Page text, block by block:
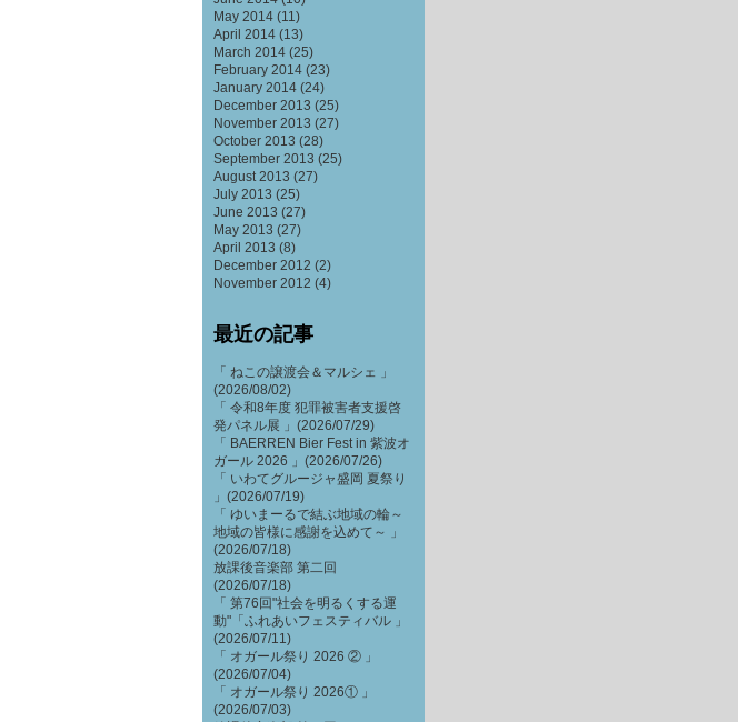
May 2014 (11)
April 2014 (13)
March 2014 (25)
February 2014 (23)
January 2014 (24)
December 2013 (25)
November 2013 (27)
October 2013 (28)
September 2013 (25)
August 2013 (27)
July 2013 (25)
June 2013 (27)
May 2013 (27)
April 2013 (8)
December 2012 (2)
November 2012 (4)
最近の記事
「 ねこの譲渡会＆マルシェ 」
(2026/08/02)
「 令和8年度 犯罪被害者支援啓
発パネル展 」(2026/07/29)
「 BAERREN Bier Fest in 紫波オ
ガール 2026 」(2026/07/26)
「 いわてグルージャ盛岡 夏祭り
」(2026/07/19)
「 ゆいまーるで結ぶ地域の輪～
地域の皆様に感謝を込めて～ 」
(2026/07/18)
放課後音楽部 第二回
(2026/07/18)
「 第76回"社会を明るくする運
動"「ふれあいフェスティバル 」
(2026/07/11)
「 オガール祭り 2026 ② 」
(2026/07/04)
「 オガール祭り 2026① 」
(2026/07/03)